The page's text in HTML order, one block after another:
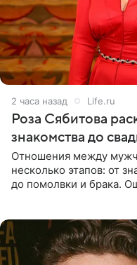
2 часа назад Life.ru
Роза Сябитова
знакомства до
Отношения между
несколько этапов: от
до помолвки и брака.